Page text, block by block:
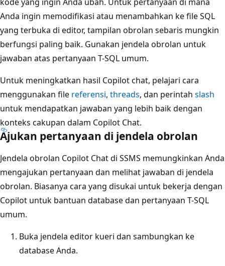
Anda ingin memodifikasi atau menambahkan ke file SQL
yang terbuka di editor, tampilan obrolan sebaris mungkin
berfungsi paling baik. Gunakan jendela obrolan untuk
jawaban atas pertanyaan T-SQL umum.
Untuk meningkatkan hasil Copilot chat, pelajari cara
menggunakan file referensi, threads, dan perintah slash
untuk mendapatkan jawaban yang lebih baik dengan
konteks cakupan dalam Copilot Chat.
Ajukan pertanyaan di jendela obrolan
Jendela obrolan Copilot Chat di SSMS memungkinkan Anda
mengajukan pertanyaan dan melihat jawaban di jendela
obrolan. Biasanya cara yang disukai untuk bekerja dengan
Copilot untuk bantuan database dan pertanyaan T-SQL
umum.
Buka jendela editor kueri dan sambungkan ke
database Anda.